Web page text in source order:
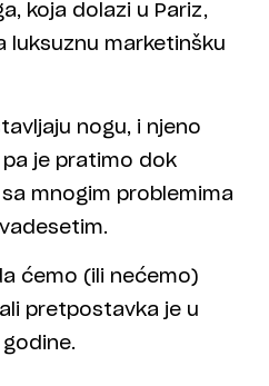
koja dolazi u Pariz,
luksuznu marketinšku
nogu, i njeno
je pratimo dok
mnogim problemima
ćemo (ili nećemo)
pretpostavka je u